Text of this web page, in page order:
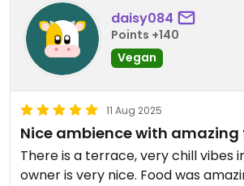
daisy084
Points +140
Vegan
11 Aug 2025
Nice ambience with amazing
There is a terrace, very chill vibes
owner is very nice. Food was